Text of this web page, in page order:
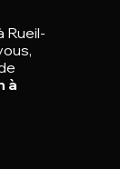
Rueil-
à